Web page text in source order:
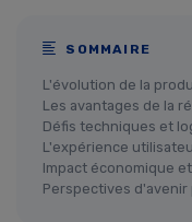
SOMMAIRE
L'évolution de la
Les avantages de la
Défis techniques et
L'expérience
Impact économique
Perspectives